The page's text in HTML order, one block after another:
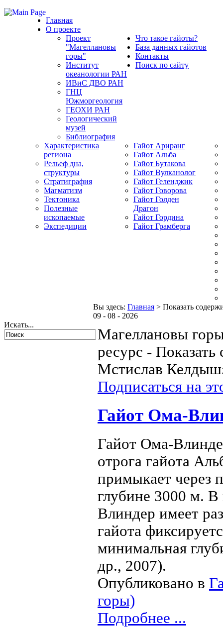
Главная
О проекте
Проект
"Магеллановы
горы"
Институт
океанологии РАН
ИВиС ДВО РАН
ГНЦ
Южморгеология
ГЕОХИ РАН
Геологический
музей
Библиография
Характеристика
региона
Рельеф дна,
структуры
Стратиграфия
Магматизм
Тектоника
Полезные
ископаемые
Экспедиции
Что такое гайоты?
База данных гайотов
Гайот Аpиранг
Гайот Альба
Гайот Бутакова
Гайот Вулканолог
Гайот Геленджик
Гайот Говорова
Гайот Голден
Драгон
Гайот Гордина
Гайот Грамберга
Контакты
Поиск по сайту
Вы здесь: Главная > Показать
09 - 08 - 2026
Искать...
Магеллановы
ресурс -
Мстислав
Подписаться на
Гайот Ома-
Гайот Oмa-
отрога гайота
примыкает через
глубине 3000 м. В
Влиндер имеет
гайота
минимальная
др., 2007).
Опубликовано в
горы)
Подробнее ...